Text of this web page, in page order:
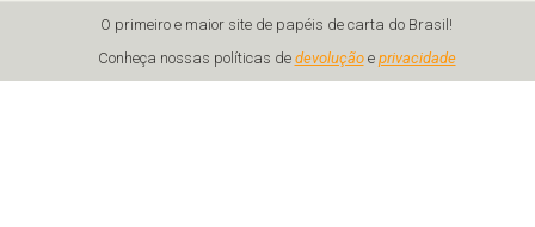
O primeiro e maior site de papéis de carta do Brasil!
Conheça nossas políticas de devoluçãoe privacidade